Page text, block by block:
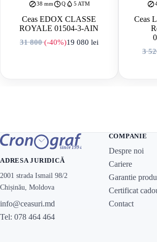
38 mm Q 5 ATM
Ceas EDOX CLASSE
ROYALE 01504-3-AIN
31 800(-40%)
Prețul inițial a fost: 31 800 lei.
19 080 lei
Prețul curent este: 19 080 lei.
Ceas
3
ADRESA JURIDICĂ
2001 strada Ismail 98/2
Chișinău, Moldova
info@ceasuri.md
Tel: 078 464 464
COMPANIE
Despre noi
Cariere
Garantie
Certificat
Contact